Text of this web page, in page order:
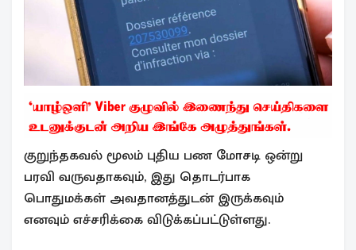
குறுந்தகவல் மூலம் புதிய பண மோசடி ஒன்று
பரவி வருவதாகவும், இது தொடர்பாக
பொதுமக்கள் அவதானத்துடன் இருக்கவும்
எனவும் எச்சரிக்கை விடுக்கப்பட்டுள்ளது.